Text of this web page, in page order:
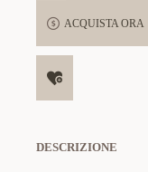
ACQUISTA ORA
DESCRIZIONE